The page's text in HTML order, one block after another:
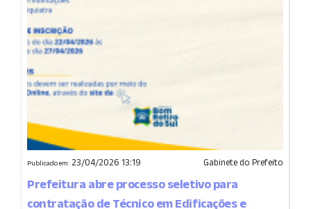
Publicado em: 23/04/2026 13:19 Gabinete do Prefeito
Prefeitura abre processo seletivo para
contratação de Técnico em Edificações e